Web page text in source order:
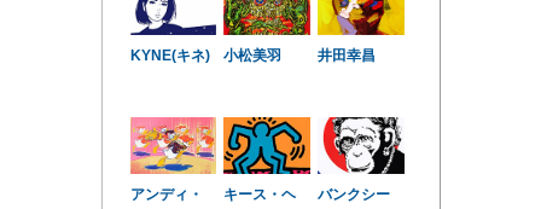
KYNE(キネ) 小松美羽 井田幸昌
アンディ・
キース・ヘ
バンクシー